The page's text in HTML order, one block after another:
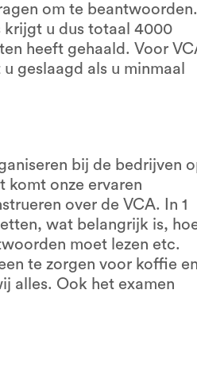
om te beantwoorden.
krijgt u dus totaal 4000
heeft gehaald. Voor
geslaagd als u minmaal
bij de bedrijven
komt onze ervaren
over de VCA. In 1
wat belangrijk is,
moet lezen etc.
te zorgen voor koffie en
alles. Ook het examen